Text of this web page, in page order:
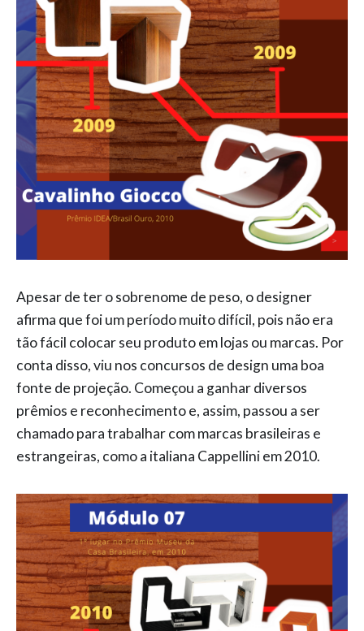
Apesar de ter o sobrenome de peso, o designer
afirma que foi um período muito difícil, pois não era
tão fácil colocar seu produto em lojas ou marcas. Por
conta disso, viu nos concursos de design uma boa
fonte de projeção. Começou a ganhar diversos
prêmios e reconhecimento e, assim, passou a ser
chamado para trabalhar com marcas brasileiras e
estrangeiras, como a italiana Cappellini em 2010.